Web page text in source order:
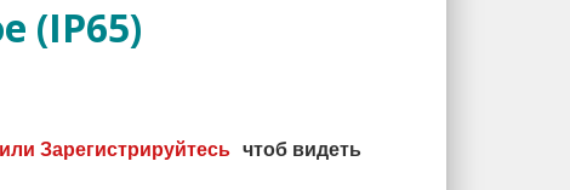
(IP65)
Зарегистрируйтесь чтоб видеть